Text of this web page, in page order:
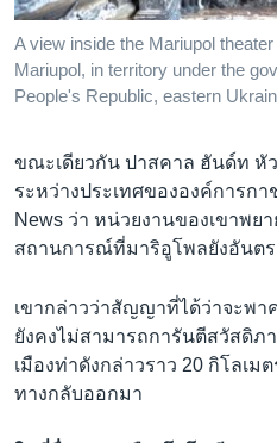
A view inside the Mariupol
Mariupol, in territory under the
People's Republic, eastern
ขณะเดียวกัน ปาสคาล ฮันด์ท หั
ระหว่างประเทศขององค์การก
News ว่า หน่วยงานของเขาพยา
สถานการณ์ที่มาริอูโพลยังอันตร
เขากล่าวว่าสัญญาที่ได้ว่าจะพ
ยังคงไม่สามารถการันตีสวัสดิภ
เมืองท่าดังกล่าวราว 20 กิโลเ
ทางกลับออกมา